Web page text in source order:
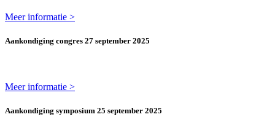
Meer informatie >
Aankondiging congres 27 september 2025
Meer informatie >
Aankondiging symposium 25 september 2025